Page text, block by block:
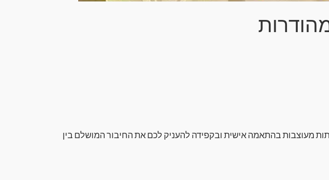
מעוצבות בהתאמה אישית ובקפידה להעניק לכם את החיבור המושלם בין